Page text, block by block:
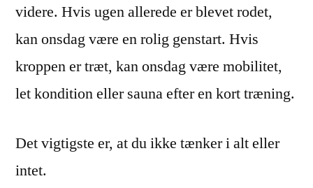
videre. Hvis ugen allerede er blevet rodet,
kan onsdag være en rolig genstart. Hvis
kroppen er træt, kan onsdag være mobilitet,
let kondition eller sauna efter en kort træning.
Det vigtigste er, at du ikke tænker i alt eller
intet.